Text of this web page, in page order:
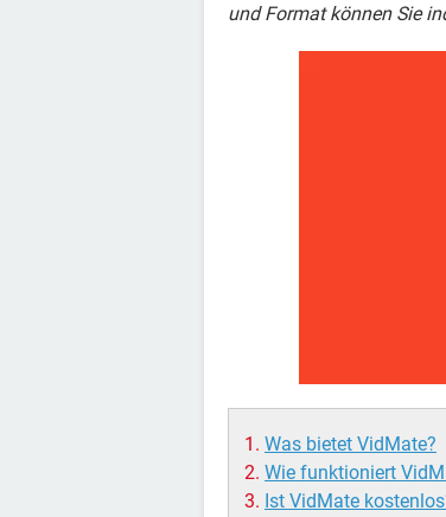
und Format können Sie
Was bietet VidMate?
Wie funktioniert
Ist VidMate